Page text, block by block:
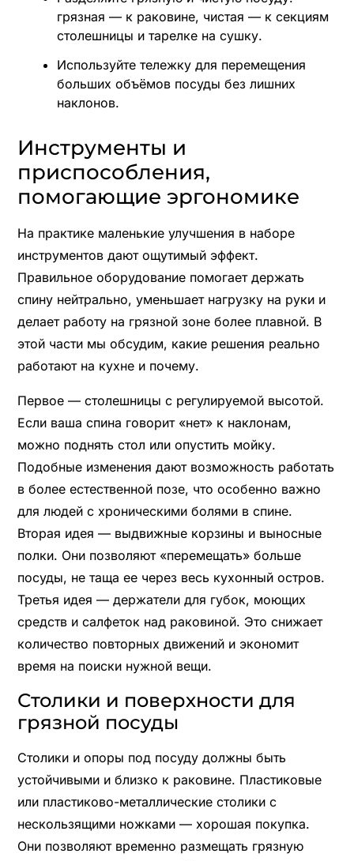
грязная — к раковине, чистая — к секциям
столешницы и тарелке на сушку.
Используйте тележку для перемещения
больших объёмов посуды без лишних
наклонов.
Инструменты и
приспособления,
помогающие эргономике
На практике маленькие улучшения в наборе
инструментов дают ощутимый эффект.
Правильное оборудование помогает держать
спину нейтрально, уменьшает нагрузку на руки и
делает работу на грязной зоне более плавной. В
этой части мы обсудим, какие решения реально
работают на кухне и почему.
Первое — столешницы с регулируемой высотой.
Если ваша спина говорит «нет» к наклонам,
можно поднять стол или опустить мойку.
Подобные изменения дают возможность работать
в более естественной позе, что особенно важно
для людей с хроническими болями в спине.
Вторая идея — выдвижные корзины и выносные
полки. Они позволяют «перемещать» больше
посуды, не таща ее через весь кухонный остров.
Третья идея — держатели для губок, моющих
средств и салфеток над раковиной. Это снижает
количество повторных движений и экономит
время на поиски нужной вещи.
Столики и поверхности для
грязной посуды
Столики и опоры под посуду должны быть
устойчивыми и близко к раковине. Пластиковые
или пластиково-металлические столики с
нескользящими ножками — хорошая покупка.
Они позволяют временно размещать грязную